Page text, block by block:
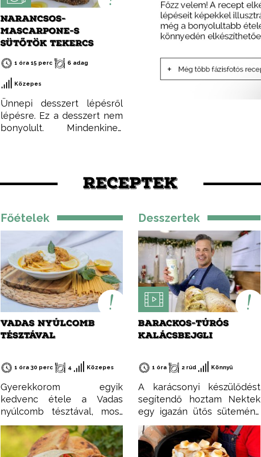
NARANCSOS-
MASCARPONE-S
SÜTŐTÖK TEKERCS
1 óra 15 perc 6 adag
Közepes
Ünnepi desszert lépésről
lépésre. Ez a desszert nem
bonyolult. Mindenkinek
RECEPTEK
Főételek
VADAS NYÚLCOMB
TÉSZTÁVAL
1 óra 30 perc 4 Közepes
Gyerekkorom egyik
kedvenc étele a Vadas
nyúlcomb tésztával, most
újra elkészítettem, és még
mindig ugyanolyan finom!
De miért érdemes nyúlhúst
Desszertek
BARACKOS-TÚRÓS
KALÁCSBEJGLI
1 óra 2 rúd Könnyű
A karácsonyi készülődést
segítendő hoztam Nektek
egy igazán ütős sütemény
receptet, aminek a neve is
már elmond szinte mindent:
Barackos-túrós kalácsbejgli.